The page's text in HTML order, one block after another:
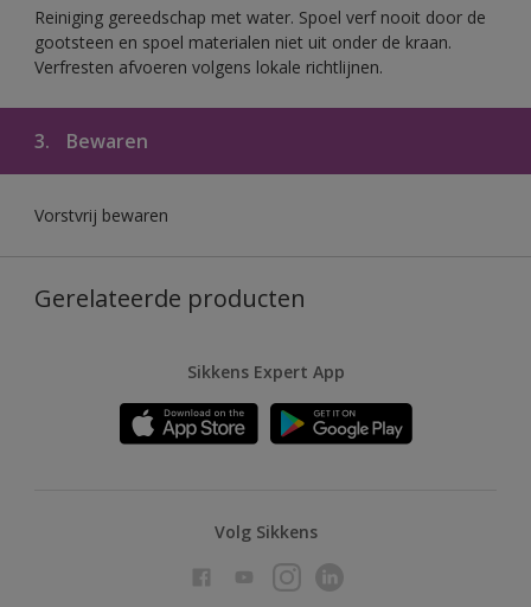
Reiniging gereedschap met water. Spoel verf nooit door de
gootsteen en spoel materialen niet uit onder de kraan.
Verfresten afvoeren volgens lokale richtlijnen.
3. Bewaren
Vorstvrij bewaren
Gerelateerde producten
Sikkens Expert App
Volg Sikkens